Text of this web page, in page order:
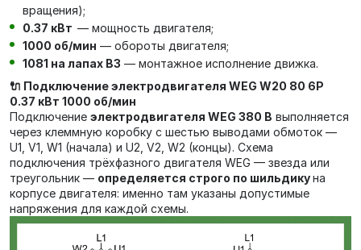
вращения);
0.37 кВт — мощность двигателя;
1000 об/мин — обороты двигателя;
1081 на лапах В3 — монтажное исполнение движка.
🔌 Подключение электродвигателя WEG W20 80 6P
0.37 кВт 1000 об/мин
Подключение электродвигателя WEG 380 В выполняется
через клеммную коробку с шестью выводами обмоток —
U1, V1, W1 (начала) и U2, V2, W2 (концы). Схема
подключения трёхфазного двигателя WEG — звезда или
треугольник — определяется строго по шильдикуна
корпусе двигателя: именно там указаны допустимые
напряжения для каждой схемы.